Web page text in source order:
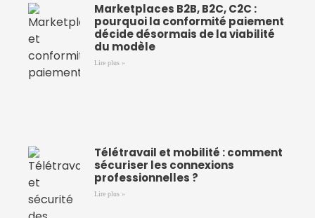
Marketplaces B2B, B2C, C2C :
pourquoi la conformité paiement
décide désormais de la viabilité
du modèle
Lire plus »
Télétravail et mobilité : comment
sécuriser les connexions
professionnelles ?
Lire plus »